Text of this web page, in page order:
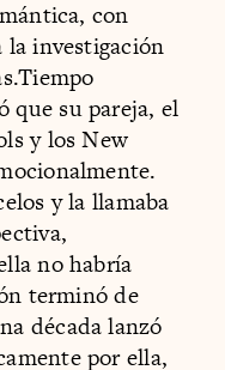
con
la investigación
que su pareja, el
y los New
y la llamaba
no habría
terminó de
década lanzó
por ella,